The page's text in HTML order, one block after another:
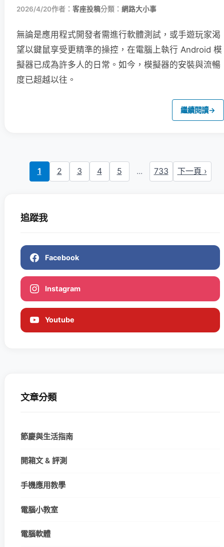
2026/4/20作者： 客座投稿分類： 網路大小事
無論是應用程式開發者需進行軟體測試，或手遊玩家渴
望以鍵鼠享受更精準的操控，在電腦上執行 Android 模
擬器已成為許多人的日常。如今，模擬器的安裝與流暢
度已超越以往。
繼續閱讀→
1 2 3 4 5 ... 733 下一頁 ›
追蹤我
Facebook
Instagram
Youtube
文章分類
節慶與生活指南
開箱文 & 評測
手機應用教學
電腦小教室
電腦軟體